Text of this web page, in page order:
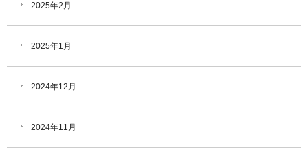
2025年2月
2025年1月
2024年12月
2024年11月